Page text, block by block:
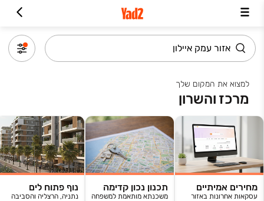
למצוא את המקום שלך
מרכז והשרון
מחירים אמיתיים
עסקאות אחרונות באזור
תכנון נכון קדימה
משכנתא מותאמת למשפחה
נוף פתוח לים
נתניה, הרצליה והסביבה